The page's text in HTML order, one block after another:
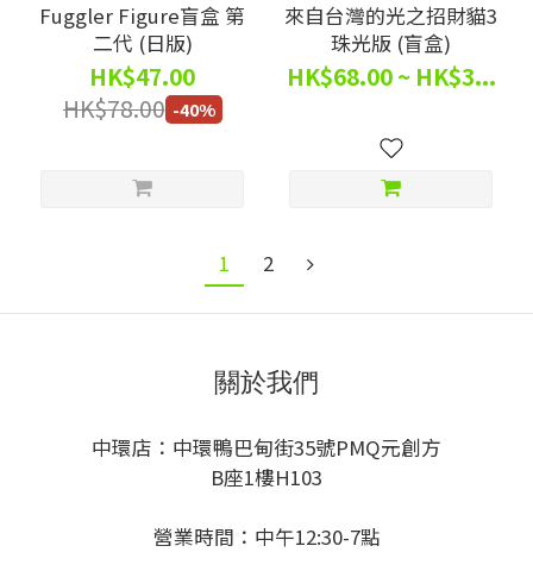
Fuggler Figure盲盒 第
二代 (日版)
HK$47.00
HK$78.00 -40%
來自台灣的光之招財貓3
珠光版 (盲盒)
HK$68.00 ~ HK$3...
1 2
關於我們
中環店：中環鴨巴甸街35號PMQ元創方
B座1樓H103
營業時間：中午12:30-7點